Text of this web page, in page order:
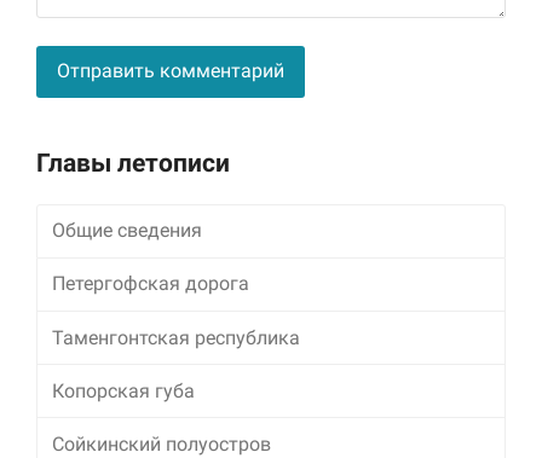
Главы летописи
Общие сведения
Петергофская дорога
Таменгонтская республика
Копорская губа
Сойкинский полуостров